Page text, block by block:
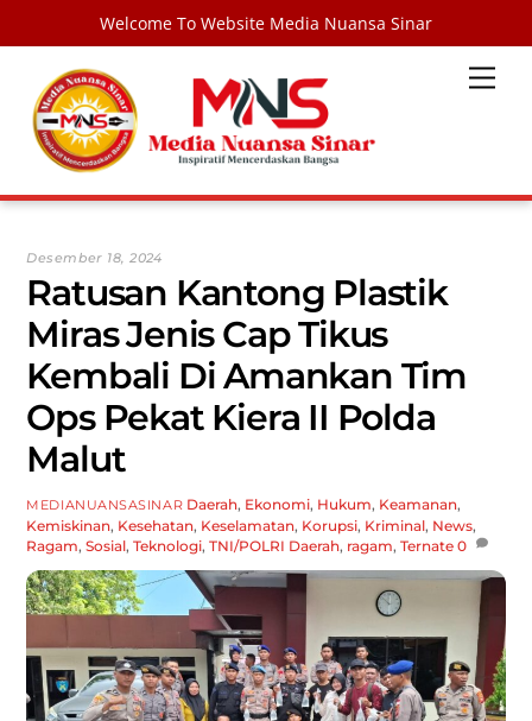
Welcome To Website Media Nuansa Sinar
content
Desember 18, 2024
Ratusan Kantong Plastik
Miras Jenis Cap Tikus
Kembali Di Amankan Tim
Ops Pekat Kiera II Polda
Malut
MEDIANUANSASINAR Daerah, Ekonomi, Hukum, Keamanan,
Kemiskinan, Kesehatan, Keselamatan, Korupsi, Kriminal, News,
Ragam,Sosial,Teknologi,TNI/POLRI Daerah, ragam,Ternate 0